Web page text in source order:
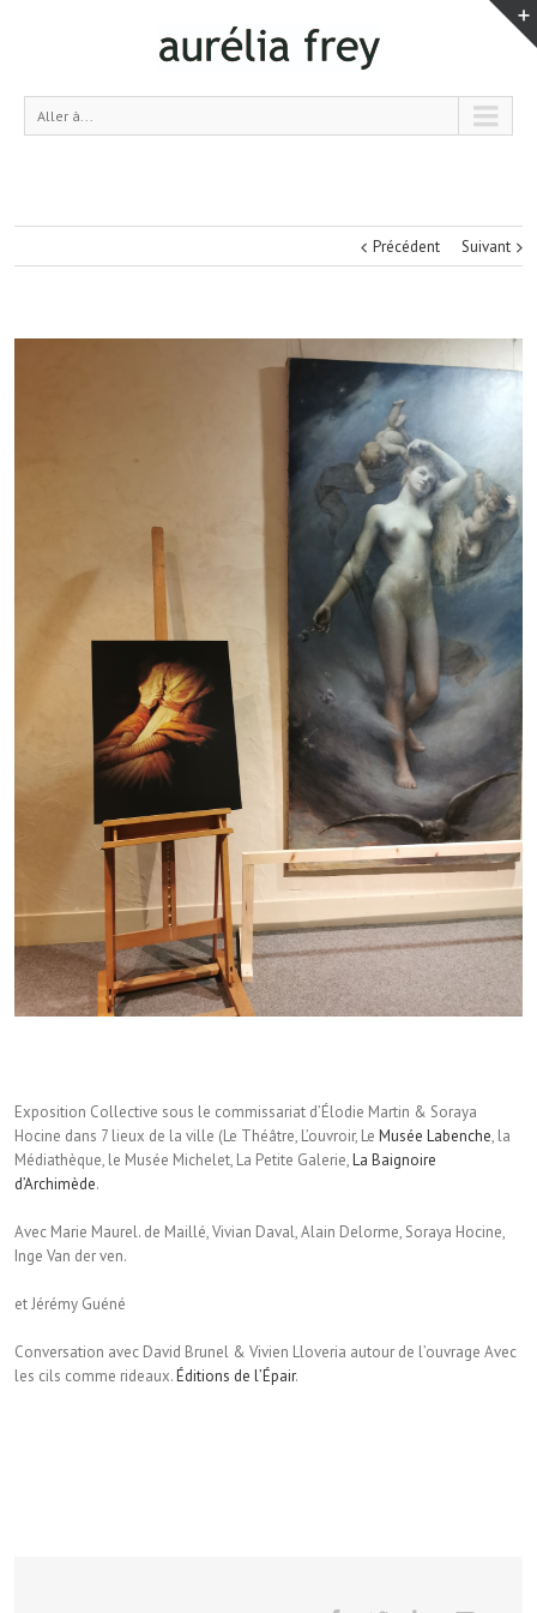
Aller à...
Précédent Suivant
Exposition Collective sous le commissariat d’Élodie Martin & Soraya
Hocine dans 7 lieux de la ville (Le Théâtre, L’ouvroir, Le Musée Labenche, la
Médiathèque, le Musée Michelet, La Petite Galerie,La Baignoire
d’Archimède.
Avec Marie Maurel. de Maillé, Vivian Daval, Alain Delorme, Soraya Hocine,
Inge Van der ven.
et Jérémy Guéné
Conversation avec David Brunel & Vivien Lloveria autour de l’ouvrage Avec
les cils comme rideaux.Éditions de l’Épair.